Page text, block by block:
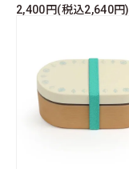
2,400円(税込2,640円)